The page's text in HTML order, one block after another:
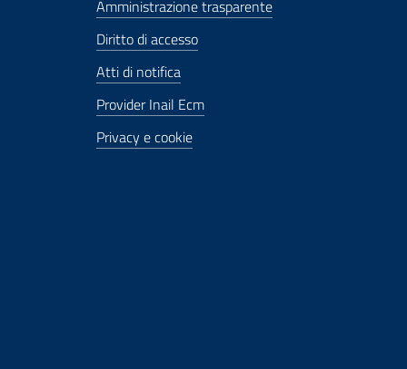
Amministrazione trasparente
Diritto di accesso
Atti di notifica
Provider Inail Ecm
Privacy e cookie